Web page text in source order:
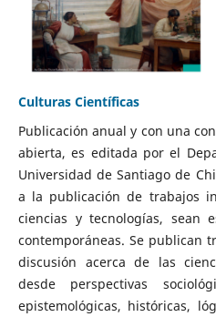
Culturas Científicas
Publicación anual y con una
abierta, es editada por el
Universidad de Santiago de
a la publicación de trabajos
ciencias y tecnologías, sean
contemporáneas. Se publican
discusión acerca de las
desde perspectivas
epistemológicas, históricas,